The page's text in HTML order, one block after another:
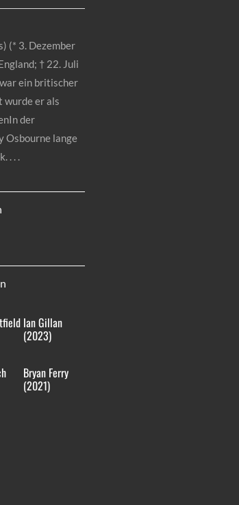
(* 3. Dezember
† 22. Juli
ein britischer
wurde er als
der
Osbourne lange
Ian Gillan
(2023)
Bryan Ferry
(2021)